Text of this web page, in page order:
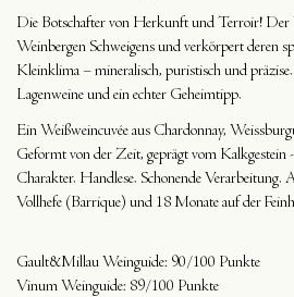
Die Botschafter von Herkunft und Terroir! Der
Weinbergen Schweigens und verkörpert deren
Kleinklima – mineralisch, puristisch und
Lagenweine und ein echter Geheimtipp.
Ein Weißweincuvée aus Chardonnay,
Geformt von der Zeit, geprägt vom Kalkgestein
Charakter. Handlese. Schonende Verarbeitung.
Vollhefe (Barrique) und 18 Monate auf der
Gault&Millau Weinguide: 90/100 Punkte
Vinum Weinguide: 89/100 Punkte